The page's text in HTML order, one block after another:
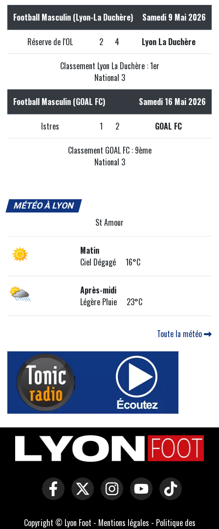
Football Masculin (Lyon-La Duchère) Samedi 9 Mai 2026
Réserve de l'OL 2 4 Lyon La Duchère
Classement Lyon La Duchère : 1er
National 3
Football Masculin (GOAL FC) Samedi 16 Mai 2026
Istres 1 2 GOAL FC
Classement GOAL FC : 9ème
National 3
MÉTÉO À LYON
St Amour
Matin
Ciel Dégagé 16°C
Après-midi
Légère Pluie 23°C
Toute la météo
Copyright © Lyon Foot - Mentions légales - Politique des